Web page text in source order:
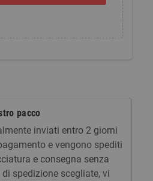
pacco
inviati entro 2 giorni
e vengono spediti
e consegna senza
spedizione scegliate, vi